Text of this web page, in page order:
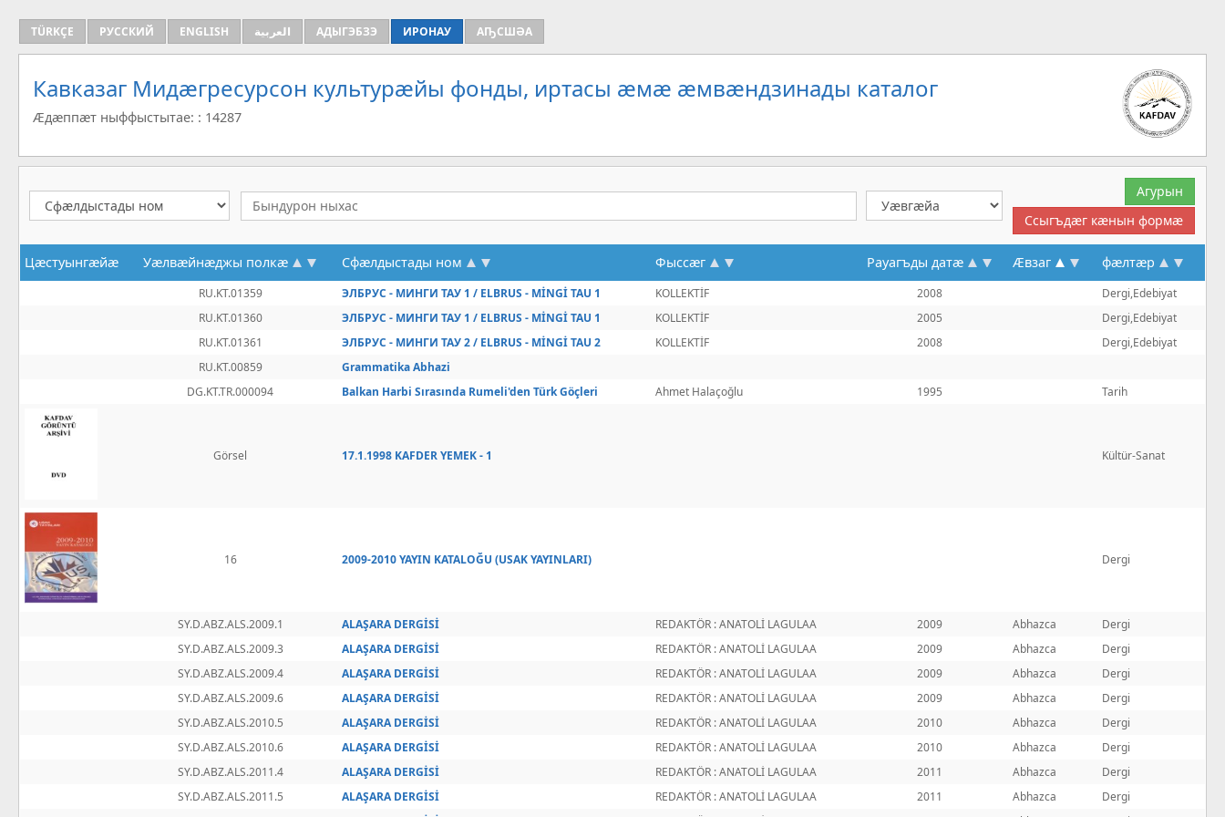
TÜRKÇE РУССКИЙ ENGLISH العربية АДЫГЭБЗЭ ИРОНАУ АҦСШӘА
Кавказаг Мидæгресурсон культурæйы фонды, иртасы æмæ æмвæндзинады каталог
Æдæппæт ныффыстытае: : 14287
Цæстуынгæйæ Уæлвæйнæджы полкæ Сфæлдыстады ном Фыссæг Рауагъды датæ Æвзаг фæлтæр
RU.KT.01359 ЭЛБРУС - МИНГИ ТАУ 1 / ELBRUS - MİNGİ TAU 1 KOLLEKTİF 2008
Dergi,Edebiyat
RU.KT.01360
ЭЛБРУС - МИНГИ ТАУ 1 / ELBRUS - MİNGİ TAU 1 KOLLEKTİF 2005
Dergi,Edebiyat
RU.KT.01361
ЭЛБРУС - МИНГИ ТАУ 2 / ELBRUS - MİNGİ TAU 2 KOLLEKTİF 2008
Dergi,Edebiyat
RU.KT.00859
Grammatika Abhazi
DG.KT.TR.000094
Balkan Harbi Sırasında Rumeli'den Türk Göçleri Ahmet Halaçoğlu 1995 Tarih
Görsel 17.1.1998 KAFDER YEMEK - 1 Kültür-Sanat
16 2009-2010 YAYIN KATALOĞU (USAK YAYINLARI) Dergi
SY.D.ABZ.ALS.2009.1 ALAŞARA DERGİSİ REDAKTÖR : ANATOLİ LAGULAA 2009 Abhazca
Dergi
SY.D.ABZ.ALS.2009.3
ALAŞARA DERGİSİ REDAKTÖR : ANATOLİ LAGULAA 2009 Abhazca
Dergi
SY.D.ABZ.ALS.2009.4
ALAŞARA DERGİSİ REDAKTÖR : ANATOLİ LAGULAA 2009 Abhazca
Dergi
SY.D.ABZ.ALS.2009.6
ALAŞARA DERGİSİ REDAKTÖR : ANATOLİ LAGULAA 2009 Abhazca
Dergi
SY.D.ABZ.ALS.2010.5
ALAŞARA DERGİSİ REDAKTÖR : ANATOLİ LAGULAA 2010 Abhazca
Dergi
SY.D.ABZ.ALS.2010.6
ALAŞARA DERGİSİ REDAKTÖR : ANATOLİ LAGULAA 2010 Abhazca
Dergi
SY.D.ABZ.ALS.2011.4
ALAŞARA DERGİSİ REDAKTÖR : ANATOLİ LAGULAA 2011 Abhazca
Dergi
SY.D.ABZ.ALS.2011.5
ALAŞARA DERGİSİ REDAKTÖR : ANATOLİ LAGULAA 2011 Abhazca
Dergi